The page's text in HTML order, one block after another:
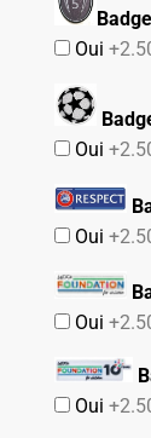
Oui
Oui
Oui
Oui
Oui